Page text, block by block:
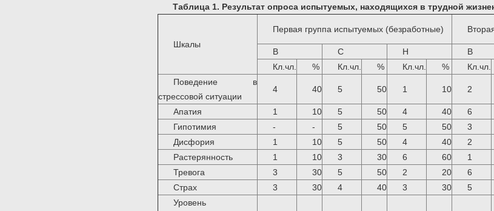
Таблица 1. Результат опроса испытуемых, находящихся в трудной
Шкалы
Первая группа испытуемых (безработные)
В
С Н В
Кл.чл.
% Кл.чл. % Кл.чл. % Кл.чл.
Поведение в
стрессовой ситуации
4 40 5 50 1 10 2
Апатия 1 10 5 50 4 40 6
Гипотимия
- - 5 50 5 50 3
Дисфория
1 10 5 50 4 40 2
Растерянность
1 10 3 30 6 60 1
Тревога
3 30 5 50 2 20 6
Страх
3 30 4 40 3 30 5
Уровень